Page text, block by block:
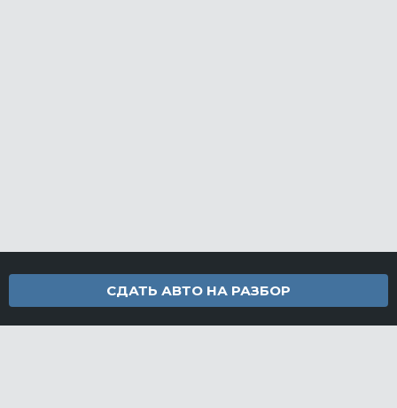
СДАТЬ АВТО НА РАЗБОР